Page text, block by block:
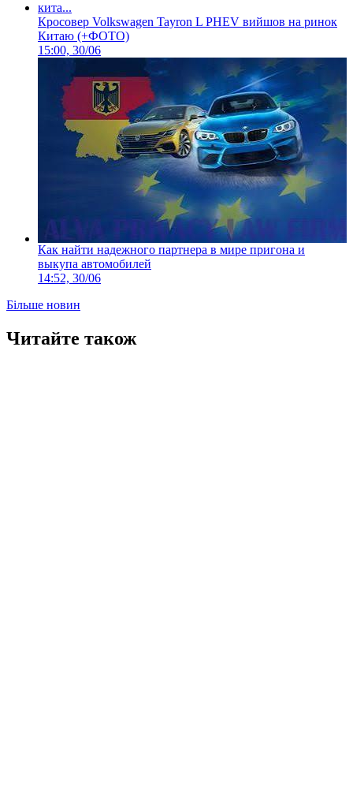
Кросовер Volkswagen Tayron L PHEV вийшов на ринок
Китаю (+ФОТО)
15:00, 30/06
Как найти надежного партнера в мире пригона и
выкупа автомобилей
14:52, 30/06
Більше новин
Читайте також